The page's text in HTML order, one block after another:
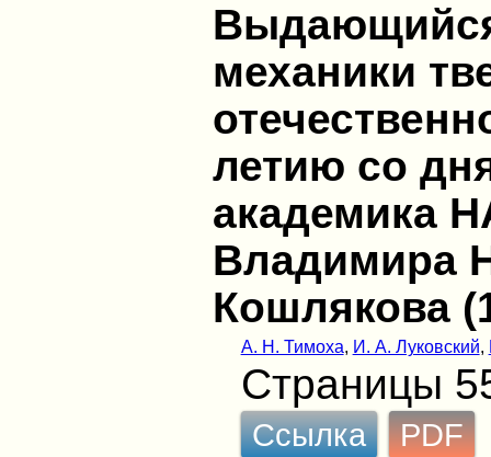
механики
летию со
академика
Владимира
Кошлякова
А. Н. Тимоха, И. А. Луковский,
Страницы
Ссылка PDF